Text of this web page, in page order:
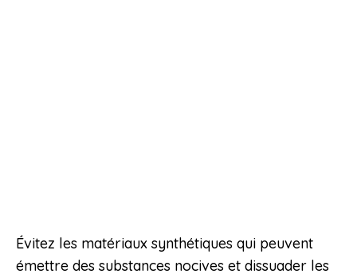
Évitez les matériaux synthétiques qui peuvent
émettre des substances nocives et dissuader les